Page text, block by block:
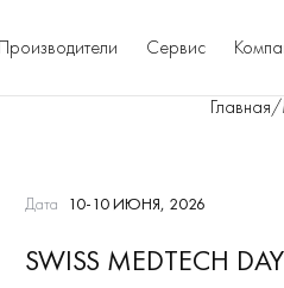
Производители Сервис
Главная/
Дата 10-10 ИЮНЯ, 2026
SWISS MEDTECH